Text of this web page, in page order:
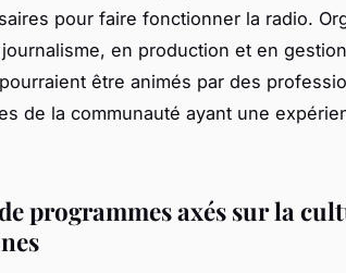
pour faire fonctionner la radio.
en production et en
être animés par des
de la communauté ayant une
programmes axés sur la